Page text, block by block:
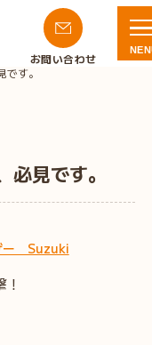
お問い合わせ
す。
見です。
ー Suzuki